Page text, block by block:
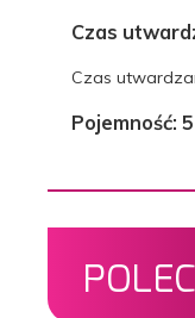
Czas
Czas
Pojemność: